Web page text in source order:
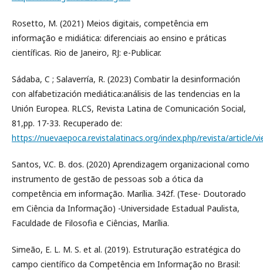
Rosetto, M. (2021) Meios digitais, competência em
informação e midiática: diferenciais ao ensino e práticas
científicas. Rio de Janeiro, RJ: e-Publicar.
Sádaba, C ; Salaverría, R. (2023) Combatir la desinformación
con alfabetización mediática:análisis de las tendencias en la
Unión Europea. RLCS, Revista Latina de Comunicación Social,
81,pp. 17-33. Recuperado de:
https://nuevaepoca.revistalatinacs.org/index.php/revista/article/
Santos, V.C. B. dos. (2020) Aprendizagem organizacional como
instrumento de gestão de pessoas sob a ótica da
competência em informação. Marília. 342f. (Tese- Doutorado
em Ciência da Informação) -Universidade Estadual Paulista,
Faculdade de Filosofia e Ciências, Marília.
Simeão, E. L. M. S. et al. (2019). Estruturação estratégica do
campo científico da Competência em Informação no Brasil: